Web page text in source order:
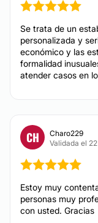
Tarjeta de
Efectivo
Drenaje
Eliminación
Celulitis
Carboxiterapia
Presoterapia
Dietas
DERMATOLOGÍA
Se trata de un
personalizada y
económico y las
formalidad
atender casos en
CH
Charo229
Validada el
Estoy muy
personas muy
con usted. Gracias